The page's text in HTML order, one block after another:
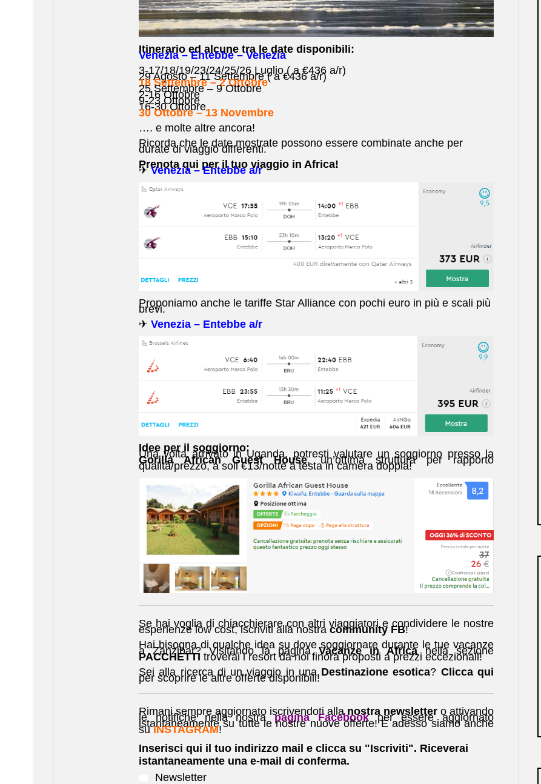
Itinerario ed alcune tra le date disponibili:
Venezia – Entebbe – Venezia
3-17/18/19/23/24/25/26 Luglio ( a €436 a/r)
29 Agosto – 11 Settembre ( a €436 a/r)
18 Settembre – 2 Ottobre
25 Settembre – 9 Ottobre
2-16 Ottobre
9-23 Ottobre
16-30 Ottobre
30 Ottobre – 13 Novembre
…. e molte altre ancora!
Ricorda che le date mostrate possono essere combinate anche per
durate di viaggio differenti.
Prenota qui per il tuo viaggio in Africa!
✈ Venezia – Entebbe a/r
Proponiamo anche le tariffe Star Alliance con pochi euro in più e scali più
brevi.
✈ Venezia – Entebbe a/r
Idee per il soggiorno:
Una volta arrivato in Uganda, potresti valutare un soggiorno presso la
Gorilla African Guest House, un’ottima struttura per rapporto
qualità/prezzo, a soli €13/notte a testa in camera doppia!
Se hai voglia di chiacchierare con altri viaggiatori e condividere le nostre
esperienze low cost, iscriviti alla nostra community FB!
Hai bisogna di qualche idea su dove soggiornare durante le tue vacanze
a Zanzibar? Visitando la paginaVacanze in Africanella sezione
PACCHETTI troverai i resort da noi finora proposti a prezzi eccezionali!
Sei alla ricerca di un viaggio in una Destinazione esotica? Clicca qui
per scoprire le altre offerte disponibili!
Rimani sempre aggiornato iscrivendoti alla nostra newsletter o attivando
le notifiche nella nostrapagina Facebookper essere aggiornato
istantaneamente su tutte le nostre nuove offerte! E adesso siamo anche
su INSTAGRAM!
Inserisci qui il tuo indirizzo mail e clicca su "Iscriviti". Riceverai
istantaneamente una e-mail di conferma.
Newsletter